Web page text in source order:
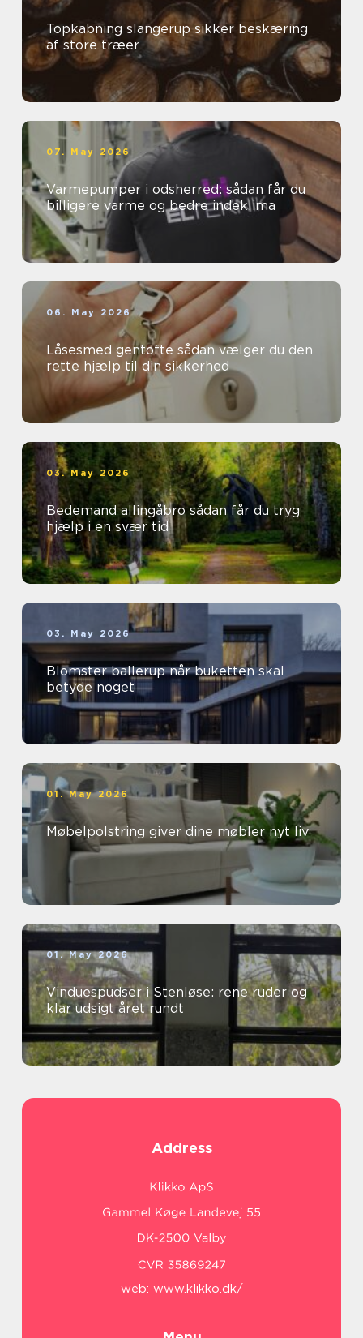
Topkabning slangerup sikker beskæring
af store træer
07. May 2026
Varmepumper i odsherred: sådan får du
billigere varme og bedre indeklima
06. May 2026
Låsesmed gentofte sådan vælger du den
rette hjælp til din sikkerhed
03. May 2026
Bedemand allingåbro sådan får du tryg
hjælp i en svær tid
03. May 2026
Blomster ballerup når buketten skal
betyde noget
01. May 2026
Møbelpolstring giver dine møbler nyt liv
01. May 2026
Vinduespudser i Stenløse: rene ruder og
klar udsigt året rundt
Address
web: www.klikko.dk/